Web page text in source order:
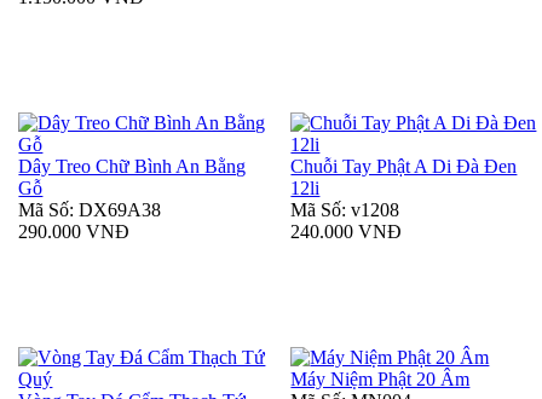
Dây Treo Chữ Bình An Bằng
Gỗ
Mã Số: DX69A38
290.000 VNĐ
Chuỗi Tay Phật A Di Đà Đen
12li
Mã Số: v1208
240.000 VNĐ
Máy Niệm Phật 20 Âm